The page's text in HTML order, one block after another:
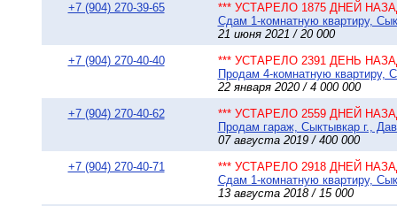
+7 (904) 270-39-65
*** УСТАРЕЛО 1875 ДНЕЙ
Сдам 1-комнатную квартиру,
21 июня 2021 / 20 000
+7 (904) 270-40-40
*** УСТАРЕЛО 2391 ДЕНЬ
Продам 4-комнатную квартиру,
22 января 2020 / 4 000 000
+7 (904) 270-40-62
*** УСТАРЕЛО 2559 ДНЕЙ
Продам гараж, Сыктывкар г.,
07 августа 2019 / 400 000
+7 (904) 270-40-71
*** УСТАРЕЛО 2918 ДНЕЙ
Сдам 1-комнатную квартиру,
13 августа 2018 / 15 000